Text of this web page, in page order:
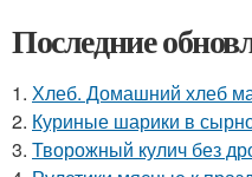
Последние
1. Хлеб. Домашний хлеб
2. Куриные шарики в
3. Творожный кулич без